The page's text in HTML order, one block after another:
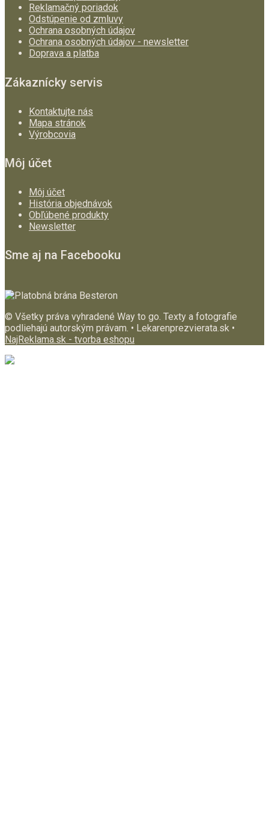
Reklamačný poriadok
Odstúpenie od zmluvy
Ochrana osobných údajov
Ochrana osobných údajov - newsletter
Doprava a platba
Zákaznícky servis
Kontaktujte nás
Mapa stránok
Výrobcovia
Môj účet
Môj účet
História objednávok
Obľúbené produkty
Newsletter
Sme aj na Facebooku
© Všetky práva vyhradené Way to go. Texty a fotografie
podliehajú autorským právam. • Lekarenprezvierata.sk •
NajReklama.sk - tvorba eshopu